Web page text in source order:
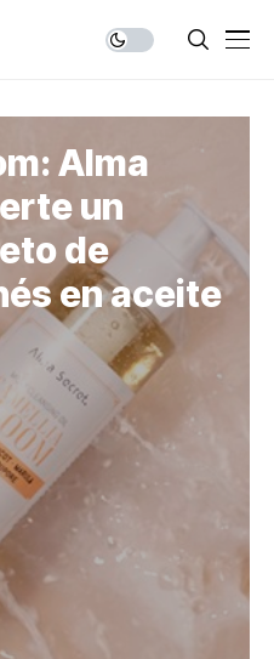
Alma
un
de
en aceite